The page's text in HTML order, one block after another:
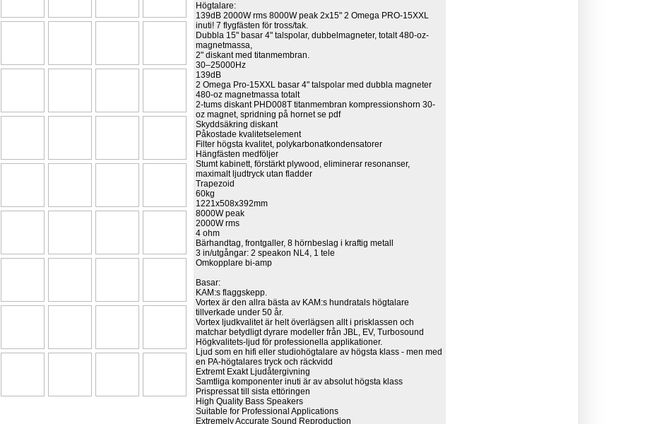
Högtalare:
139dB 2000W rms 8000W peak 2x15" 2 Omega PRO-15XXL
inuti! 7 flygfästen för tross/tak.
Dubbla 15" basar 4" talspolar, dubbelmagneter, totalt 480-oz-
magnetmassa,
2" diskant med titanmembran.
30–25000Hz
139dB
2 Omega Pro-15XXL basar 4" talspolar med dubbla magneter
480-oz magnetmassa totalt
2-tums diskant PHD008T titanmembran kompressionshorn 30-
oz magnet, spridning på hornet se pdf
Skyddsäkring diskant
Påkostade kvalitetselement
Filter högsta kvalitet, polykarbonatkondensatorer
Hängfästen medföljer
Stumt kabinett, förstärkt plywood, eliminerar resonanser,
maximalt ljudtryck utan fladder
Trapezoid
60kg
1221x508x392mm
8000W peak
2000W rms
4 ohm
Bärhandtag, frontgaller, 8 hörnbeslag i kraftig metall
3 in/utgångar: 2 speakon NL4, 1 tele
Omkopplare bi-amp
Basar:
KAM:s flaggskepp.
Vortex är den allra bästa av KAM:s hundratals högtalare
tillverkade under 50 år.
Vortex ljudkvalitet är helt överlägsen allt i prisklassen och
matchar betydligt dyrare modeller från JBL, EV, Turbosound
Högkvalitets-ljud för professionella applikationer.
Ljud som en hifi eller studiohögtalare av högsta klass - men med
en PA-högtalares tryck och räckvidd
Extremt Exakt Ljudåtergivning
Samtliga komponenter inuti är av absolut högsta klass
Prispressat till sista ettöringen
High Quality Bass Speakers
Suitable for Professional Applications
Extremely Accurate Sound Reproduction